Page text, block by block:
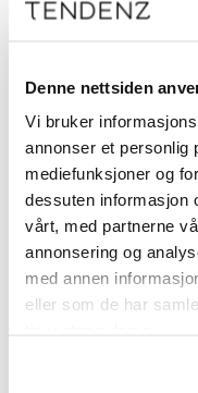
Denne nettsiden
Vi bruker
annonser et personlig
mediefunksjoner og
dessuten informasjon
vårt, med partnerne
annonsering og
med annen
eller som de har
PK